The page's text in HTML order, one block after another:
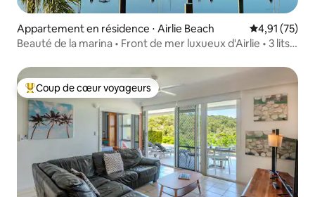
Appartement en résidence ⋅ Airlie Beach Évaluation
4,91 (75)
Beauté de la marina • Front de mer luxueux d'Airlie • 3 lits
Coups de cœur voyageurs les plus appréciés
Coup de cœur voyageurs